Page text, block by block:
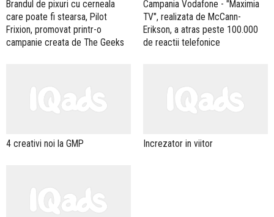
Brandul de pixuri cu cerneala
care poate fi stearsa, Pilot
Frixion, promovat printr-o
campanie creata de The Geeks
Campania Vodafone - "Maximia
TV", realizata de McCann-
Erikson, a atras peste 100.000
de reactii telefonice
4 creativi noi la GMP Increzator in viitor